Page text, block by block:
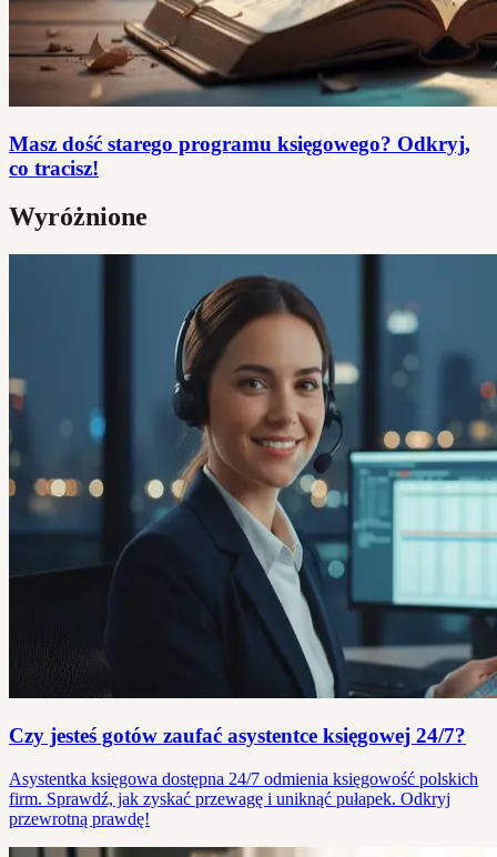
Masz dość starego programu księgowego? Odkryj,
co tracisz!
Wyróżnione
Czy jesteś gotów zaufać asystentce księgowej 24/7?
Asystentka księgowa dostępna 24/7 odmienia księgowość polskich
firm. Sprawdź, jak zyskać przewagę i uniknąć pułapek. Odkryj
przewrotną prawdę!